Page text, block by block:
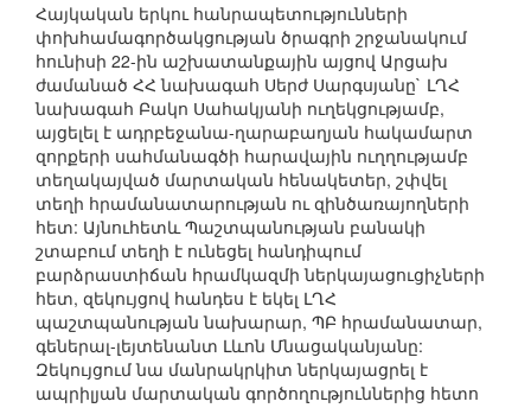
Հայկական երկու հանրապետությունների
փոխհամագործակցության ծրագրի շրջանակում
հունիսի 22-ին աշխատանքային այցով Արցախ
ժամանած ՀՀ նախագահ Սերժ Սարգսյանը` ԼՂՀ
նախագահ Բակո Սահակյանի ուղեկցությամբ,
այցելել է ադրբեջանա-ղարաբաղյան հակամարտ
զորքերի սահմանագծի հարավային ուղղությամբ
տեղակայված մարտական հենակետեր, շփվել
տեղի հրամանատարության ու զինծառայողների
հետ: Այնուհետև Պաշտպանության բանակի
շտաբում տեղի է ունեցել հանդիպում
բարձրաստիճան հրամկազմի ներկայացուցիչների
հետ, զեկույցով հանդես է եկել ԼՂՀ
պաշտպանության նախարար, ՊԲ հրամանատար,
գեներալ-լեյտենանտ Լևոն Մնացականյանը:
Զեկույցում նա մանրակրկիտ ներկայացրել է
ապրիլյան մարտական գործողություններից հետո